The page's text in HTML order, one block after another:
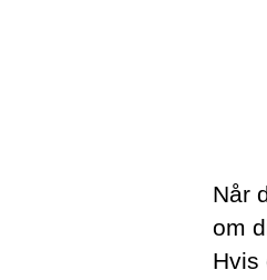
Når
om
Hvis